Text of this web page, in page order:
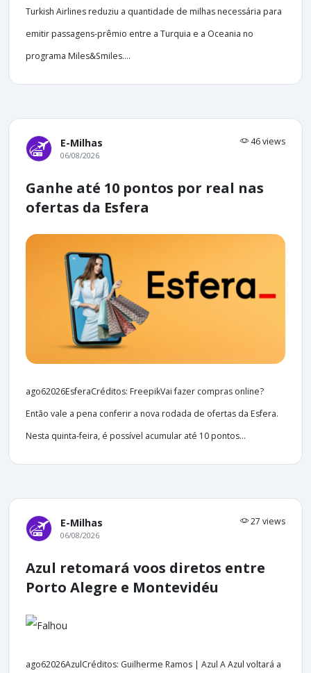
Turkish Airlines reduziu a quantidade de milhas necessária para
emitir passagens-prêmio entre a Turquia e a Oceania no
programa Miles&Smiles....
E-Milhas 46 views
06/08/2026
Ganhe até 10 pontos por real nas
ofertas da Esfera
ago62026EsferaCréditos: FreepikVai fazer compras online?
Então vale a pena conferir a nova rodada de ofertas da Esfera.
Nesta quinta-feira, é possível acumular até 10 pontos...
E-Milhas 27 views
06/08/2026
Azul retomará voos diretos entre
Porto Alegre e Montevidéu
ago62026AzulCréditos: Guilherme Ramos | Azul A Azul voltará a